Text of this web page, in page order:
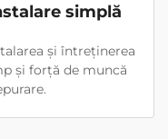
simplă
și întreținerea
și forță de muncă